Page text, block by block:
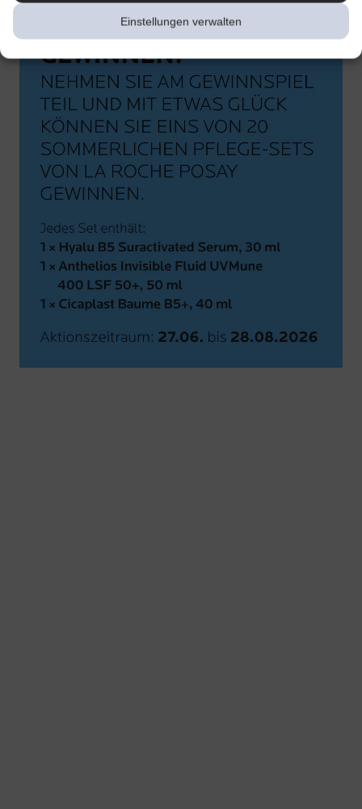
Einstellungen verwalten